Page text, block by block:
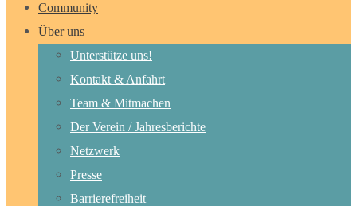
Community
Über uns
Unterstütze uns!
Kontakt & Anfahrt
Team & Mitmachen
Der Verein / Jahresberichte
Netzwerk
Presse
Barrierefreiheit